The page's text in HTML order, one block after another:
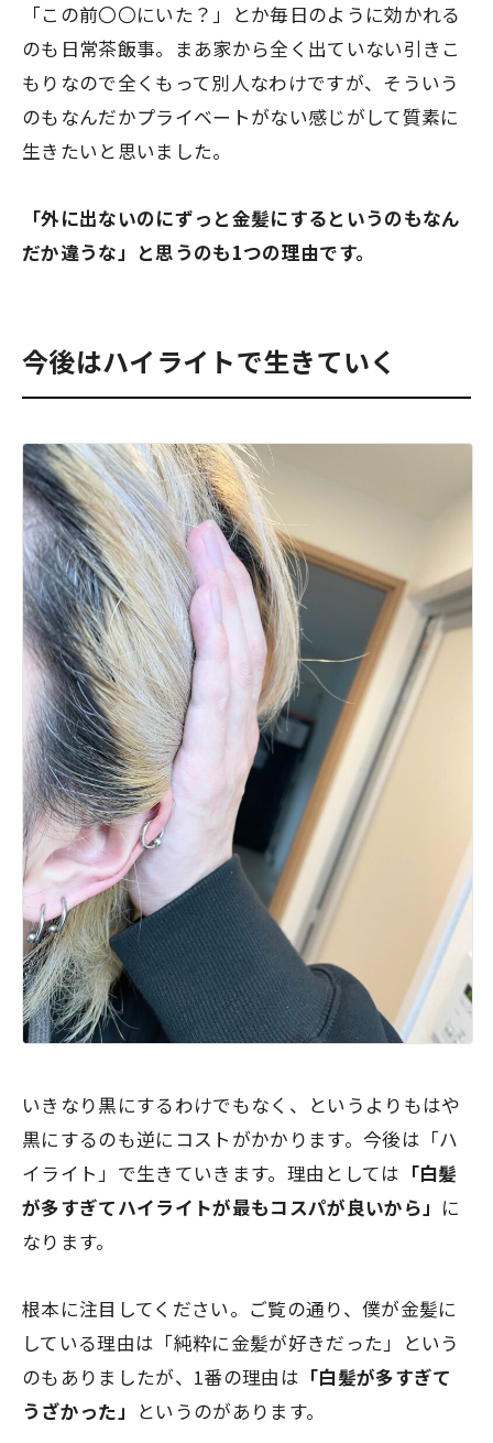
「この前〇〇にいた？」とか毎日のように効かれる
のも日常茶飯事。まあ家から全く出ていない引きこ
もりなので全くもって別人なわけですが、そういう
のもなんだかプライベートがない感じがして質素に
生きたいと思いました。
「外に出ないのにずっと金髪にするというのもなん
だか違うな」と思うのも1つの理由です。
今後はハイライトで生きていく
いきなり黒にするわけでもなく、というよりもはや
黒にするのも逆にコストがかかります。今後は「ハ
イライト」で生きていきます。理由としては 「白髪
が多すぎてハイライトが最もコスパが良いから」 に
なります。
根本に注目してください。ご覧の通り、僕が金髪に
している理由は「純粋に金髪が好きだった」という
のもありましたが、1番の理由は 「白髪が多すぎて
うざかった」 というのがあります。